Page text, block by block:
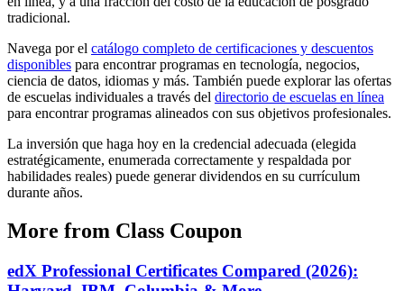
tradicional.
Navega por el catálogo completo de certificaciones y descuentos
disponibles para encontrar programas en tecnología, negocios,
ciencia de datos, idiomas y más. También puede explorar las ofertas
de escuelas individuales a través del directorio de escuelas en línea
para encontrar programas alineados con sus objetivos profesionales.
La inversión que haga hoy en la credencial adecuada (elegida
estratégicamente, enumerada correctamente y respaldada por
habilidades reales) puede generar dividendos en su currículum
durante años.
More from Class Coupon
edX Professional Certificates Compared (2026):